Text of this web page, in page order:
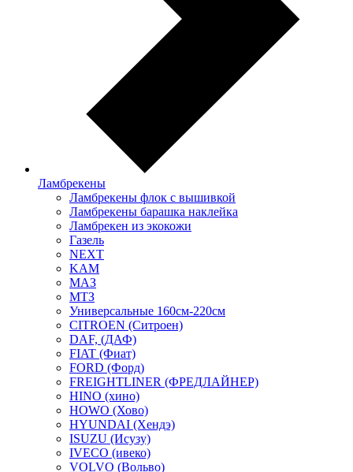
Ламбрекены
Ламбрекены флок с вышивкой
Ламбрекены барашка наклейка
Ламбрекен из экокожи
Газель
NEXT
KAM
МАЗ
МТЗ
Универсальные 160см-220см
CITROEN (Ситроен)
DAF, (ДАФ)
FIAT (Фиат)
FORD (Форд)
FREIGHTLINER (ФРЕДЛАЙНЕР)
HINO (хино)
HOWO (Хово)
HYUNDAI (Хендэ)
ISUZU (Исузу)
IVECO (ивеко)
VOLVO (Вольво)